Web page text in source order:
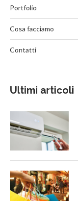
Portfolio
Cosa facciamo
Contatti
Ultimi articoli